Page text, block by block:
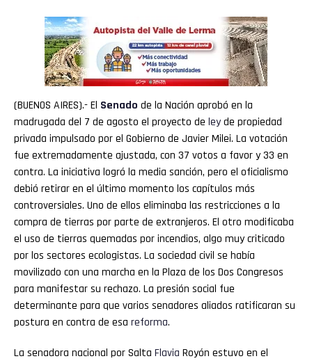
(BUENOS AIRES).- El Senado de la Nación aprobó en la
madrugada del 7 de agosto el proyecto de leyde propiedad
privada impulsado por el Gobierno de Javier Milei. La votación
fue extremadamente ajustada, con 37 votos a favor y 33 en
contra. La iniciativa logró la media sanción, pero el oficialismo
debió retirar en el último momento los capítulos más
controversiales. Uno de ellos eliminaba las restricciones a la
compra de tierras por parte de extranjeros. El otro modificaba
el uso de tierras quemadas por incendios, algo muy criticado
por los sectores ecologistas. La sociedad civil se había
movilizado con una marcha en la Plaza de los Dos Congresos
para manifestar su rechazo. La presión social fue
determinante para que varios senadores aliados ratificaran su
postura en contra de esa reforma.
La senadora nacional por Salta Flavia Royón estuvo en el